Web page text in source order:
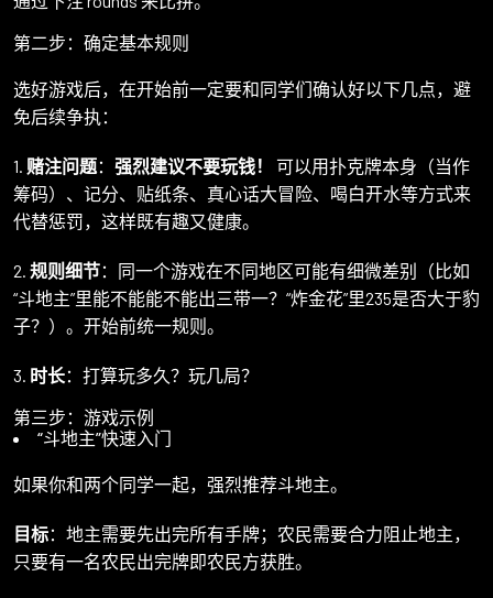
第二步：确定基本规则
选好游戏后，在开始前一定要和同学们确认好以下几点，避
免后续争执：
1. 赌注问题： 强烈建议不要玩钱！
可以用扑克牌本身（当作
筹码）、记分、贴纸条、真心话大冒险、喝白开水等方式来
代替惩罚，这样既有趣又健康。
2. 规则细节：同一个游戏在不同地区可能有细微差别（比如
“斗地主”里能不能能不能出三带一？“炸金花”里235是否大于豹
子？）。开始前统一规则。
3. 时长：打算玩多久？玩几局？
第三步：游戏示例
“斗地主”快速入门
如果你和两个同学一起，强烈推荐斗地主。
目标：地主需要先出完所有手牌；农民需要合力阻止地主，
只要有一名农民出完牌即农民方获胜。